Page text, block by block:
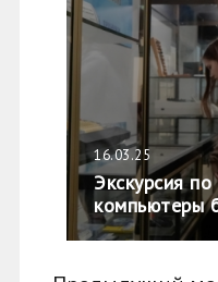
16.03.25
Экскурсия
компьютеры